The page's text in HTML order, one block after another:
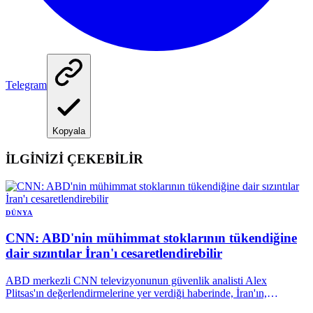
Telegram
Kopyala
İLGİNİZİ ÇEKEBİLİR
DÜNYA
CNN: ABD'nin mühimmat stoklarının tükendiğine
dair sızıntılar İran'ı cesaretlendirebilir
ABD merkezli CNN televizyonunun güvenlik analisti Alex
Plitsas'ın değerlendirmelerine yer verdiği haberinde, İran'ın,